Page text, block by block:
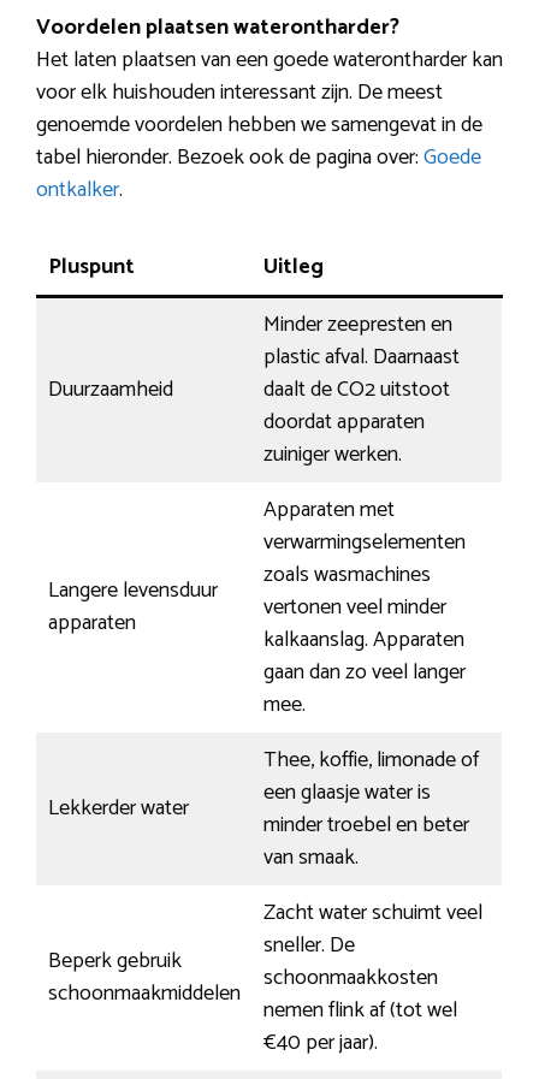
Voordelen plaatsen waterontharder?
Het laten plaatsen van een goede waterontharder kan
voor elk huishouden interessant zijn. De meest
genoemde voordelen hebben we samengevat in de
tabel hieronder. Bezoek ook de pagina over:Goede
ontkalker.
Pluspunt Uitleg
Duurzaamheid
Minder zeepresten en
plastic afval. Daarnaast
daalt de CO2 uitstoot
doordat apparaten
zuiniger werken.
Langere levensduur
apparaten
Apparaten met
verwarmingselementen
zoals wasmachines
vertonen veel minder
kalkaanslag. Apparaten
gaan dan zo veel langer
mee.
Lekkerder water
Thee, koffie, limonade of
een glaasje water is
minder troebel en beter
van smaak.
Beperk gebruik
schoonmaakmiddelen
Zacht water schuimt veel
sneller. De
schoonmaakkosten
nemen flink af (tot wel
€40 per jaar).